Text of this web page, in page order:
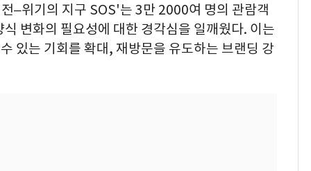
–위기의 지구 SOS'는 3만 2000여 명의 관람객
변화의 필요성에 대한 경각심을 일깨웠다. 이는
있는 기회를 확대, 재방문을 유도하는 브랜딩 강